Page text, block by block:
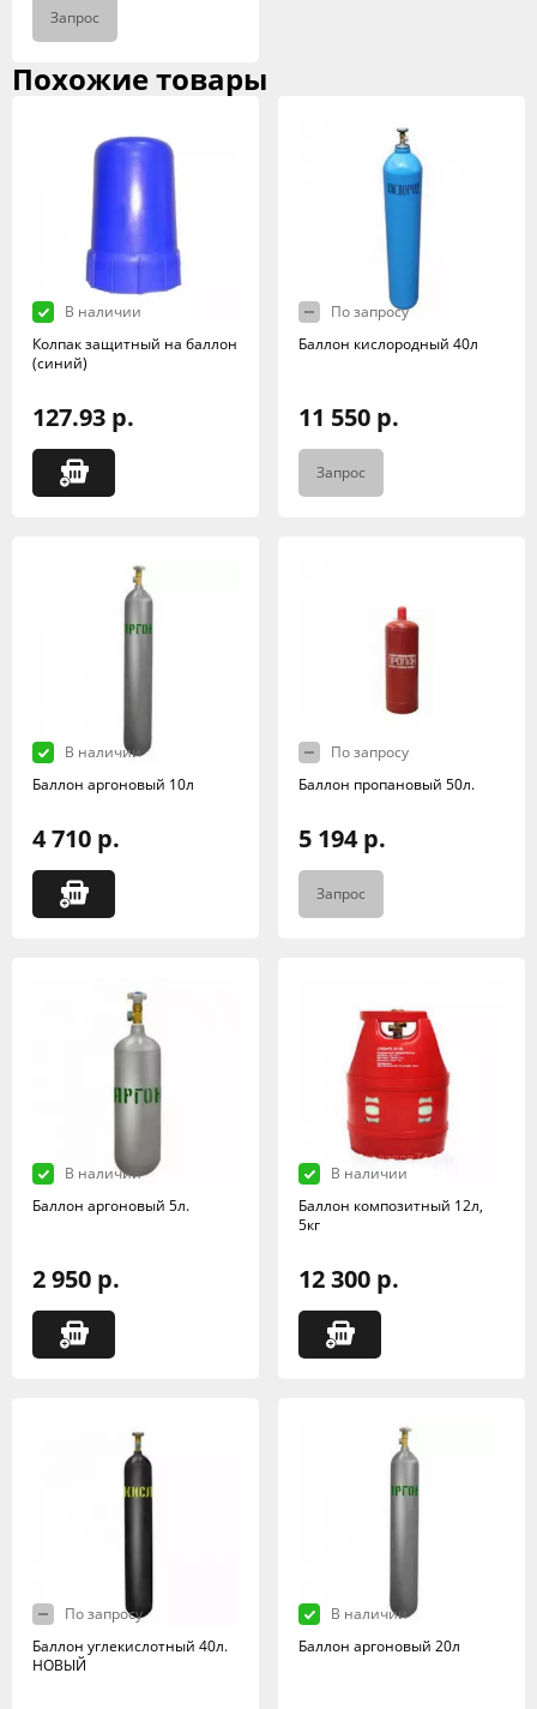
Запрос
Похожие товары
В наличии
Колпак защитный на баллон
(синий)
127.93 р.
По запросу
Баллон кислородный 40л
11 550 р.
Запрос
В наличии
Баллон аргоновый 10л
4 710 р.
По запросу
Баллон пропановый 50л.
5 194 р.
Запрос
В наличии
Баллон аргоновый 5л.
2 950 р.
В наличии
Баллон композитный 12л,
5кг
12 300 р.
По запросу
Баллон углекислотный 40л.
НОВЫЙ
В наличии
Баллон аргоновый 20л